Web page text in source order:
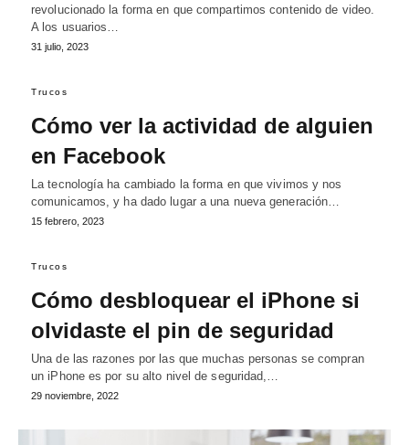
revolucionado la forma en que compartimos contenido de video.
A los usuarios…
31 julio, 2023
Trucos
Cómo ver la actividad de alguien
en Facebook
La tecnología ha cambiado la forma en que vivimos y nos
comunicamos, y ha dado lugar a una nueva generación…
15 febrero, 2023
Trucos
Cómo desbloquear el iPhone si
olvidaste el pin de seguridad
Una de las razones por las que muchas personas se compran
un iPhone es por su alto nivel de seguridad,…
29 noviembre, 2022